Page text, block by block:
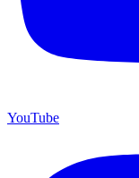
YouTube